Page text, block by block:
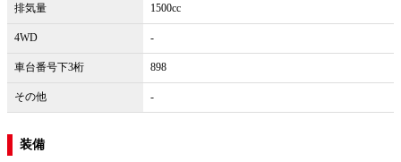
排気量 1500cc
4WD -
車台番号下3桁 898
その他 -
装備